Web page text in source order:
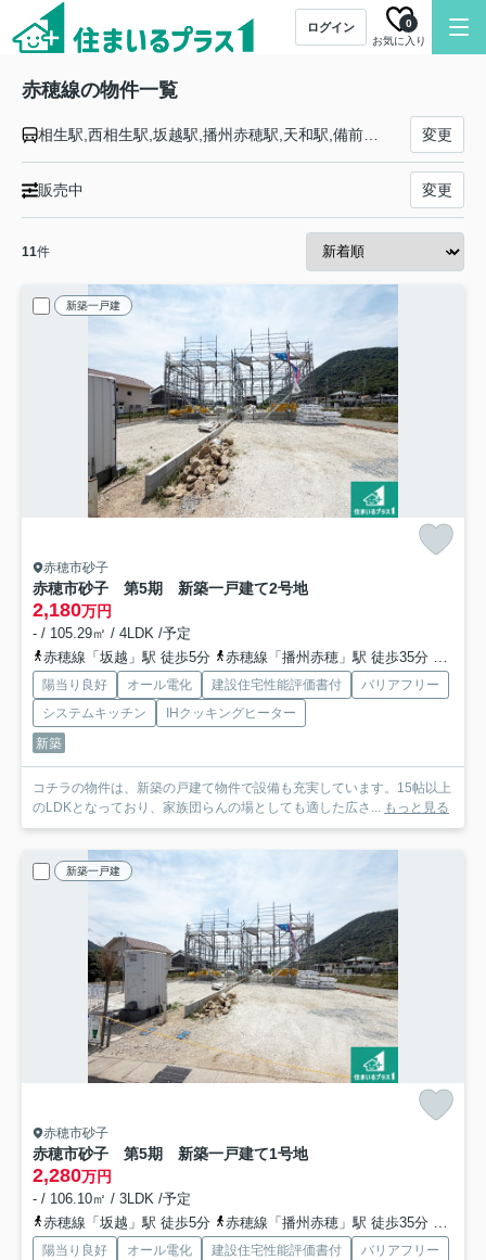
ログイン
お気に入り
0
赤穂線の物件一覧
変更
販売中 変更
11件
新築一戸建
赤穂市砂子
赤穂市砂子 第5期 新築一戸建て2号地
2,180万円
- / 105.29㎡ / 4LDK /予定
赤穂線「坂越」駅 徒歩5分
赤穂線「播州赤穂」駅 徒歩35分 赤穂
陽当り良好 オール電化 建設住宅性能評価書付
バリアフリー
システムキッチン
IHクッキングヒーター
新築
コチラの物件は、新築の戸建て物件で設備も充実しています。15帖以上
のLDKとなっており、家族団らんの場としても適した広さ... もっと見る
新築一戸建
赤穂市砂子
赤穂市砂子 第5期 新築一戸建て1号地
2,280万円
- / 106.10㎡ / 3LDK /予定
赤穂線「坂越」駅 徒歩5分
赤穂線「播州赤穂」駅 徒歩35分 赤穂
陽当り良好 オール電化 建設住宅性能評価書付
バリアフリー